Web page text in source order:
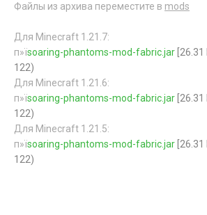
Файлы из архива переместите в mods
Для Minecraft 1.21.7:
п»їsoaring-phantoms-mod-fabric.jar
122)
Для Minecraft 1.21.6:
п»їsoaring-phantoms-mod-fabric.jar
122)
Для Minecraft 1.21.5:
п»їsoaring-phantoms-mod-fabric.jar
122)